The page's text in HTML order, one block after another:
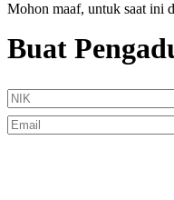
Mohon maaf, untuk saat ini
Buat